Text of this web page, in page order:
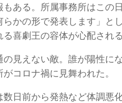
ある。所属事務所はこの
かの形で発表します」と
喜劇王の容体が心配される
見えない敵。誰が陽性に
コロナ禍に見舞われた。
日前から発熱など体調悪